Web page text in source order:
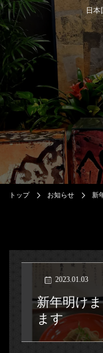
日
トップ お知らせ 新
2023.01.03
新年明け
ます